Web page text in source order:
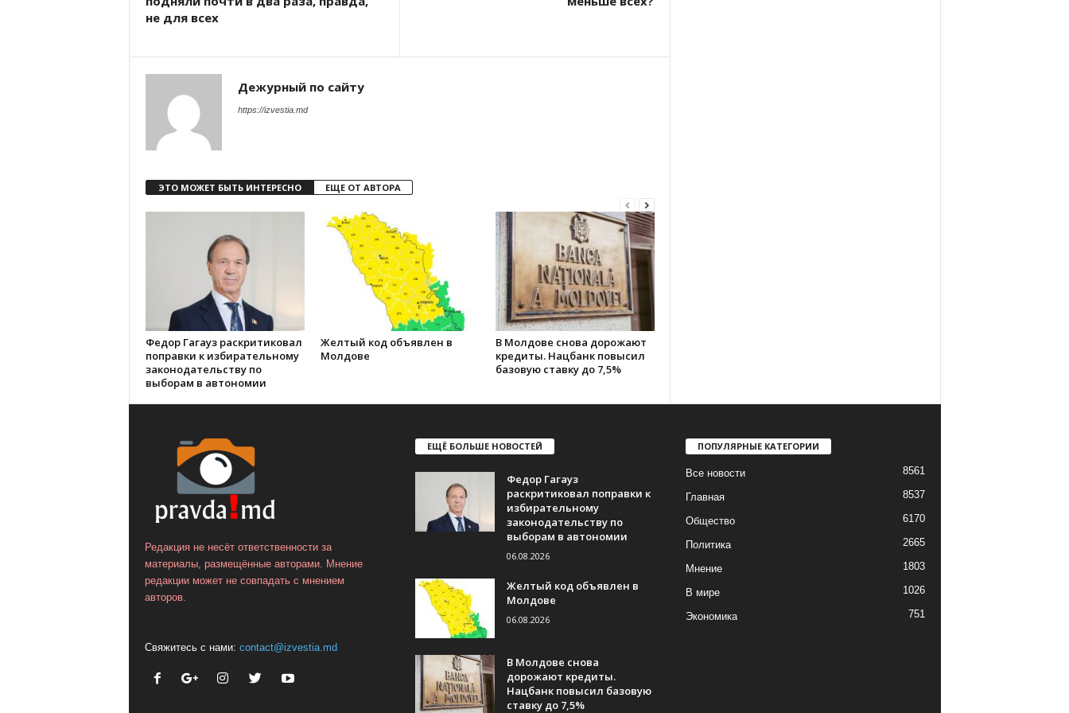
не для всех
Дежурный по сайту
https://izvestia.md
ЭТО МОЖЕТ БЫТЬ ИНТЕРЕСНО ЕЩЕ ОТ АВТОРА
Федор Гагауз раскритиковал
поправки к избирательному
законодательству по
выборам в автономии
Желтый код объявлен в
Молдове
В Молдове снова дорожают
кредиты. Нацбанк повысил
базовую ставку до 7,5%
Редакция не несёт ответственности за
материалы, размещённые авторами. Мнение
редакции может не совпадать с мнением
авторов.
Свяжитесь с нами: contact@izvestia.md
ЕЩЁ БОЛЬШЕ НОВОСТЕЙ
Федор Гагауз
раскритиковал поправки к
избирательному
законодательству по
выборам в автономии
06.08.2026
Желтый код объявлен в
Молдове
06.08.2026
В Молдове снова
дорожают кредиты.
Нацбанк повысил базовую
ставку до 7,5%
ПОПУЛЯРНЫЕ КАТЕГОРИИ
Все новости 8561
Главная 8537
Общество 6170
Политика 2665
Мнение 1803
В мире 1026
Экономика 751